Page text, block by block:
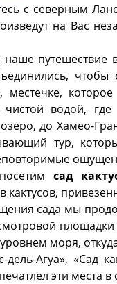
с северным
на Вас
путешествие
местечке,
чистой водой,
озеро, до Хамео-
тур,
сад
кактусов,
сада мы
площадки
моря,
дель-Агуа», «Сад
эти места в